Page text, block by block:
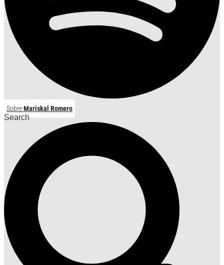
SobreMariskal Romero
Search